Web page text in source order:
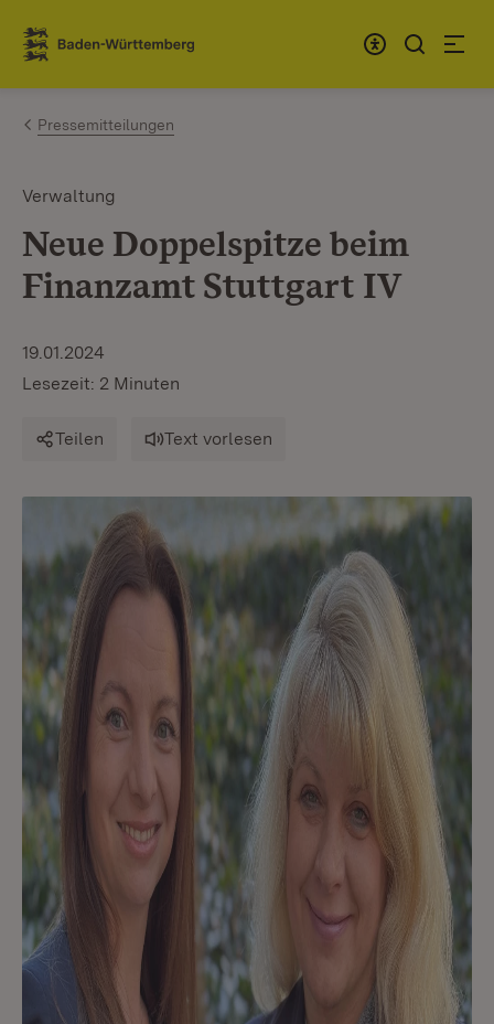
Zum Inhalt springen
Link zur Startseite
Pressemitteilungen
Verwaltung
Neue Doppelspitze beim
Finanzamt Stuttgart IV
19.01.2024
Lesezeit: 2 Minuten
Teilen Text vorlesen